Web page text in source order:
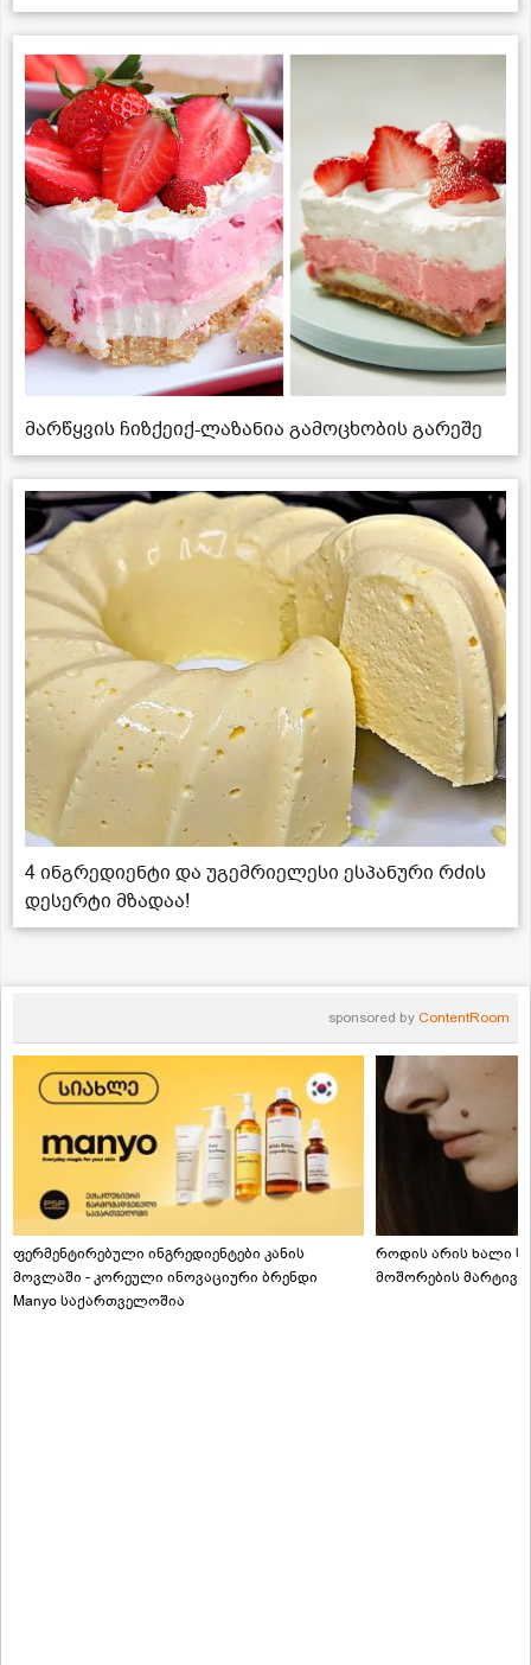
მარწყვის ჩიზქეიქ-ლაზანია გამოცხობის გარეშე
4 ინგრედიენტი და უგემრიელესი ესპანური რძის
დესერტი მზადაა!
sponsored by ContentRoom
ფერმენტირებული ინგრედიენტები კანის
მოვლაში - კორეული ინოვაციური ბრენდი
Manyo საქართველოშია
როდის არის ხალი
მოშორების